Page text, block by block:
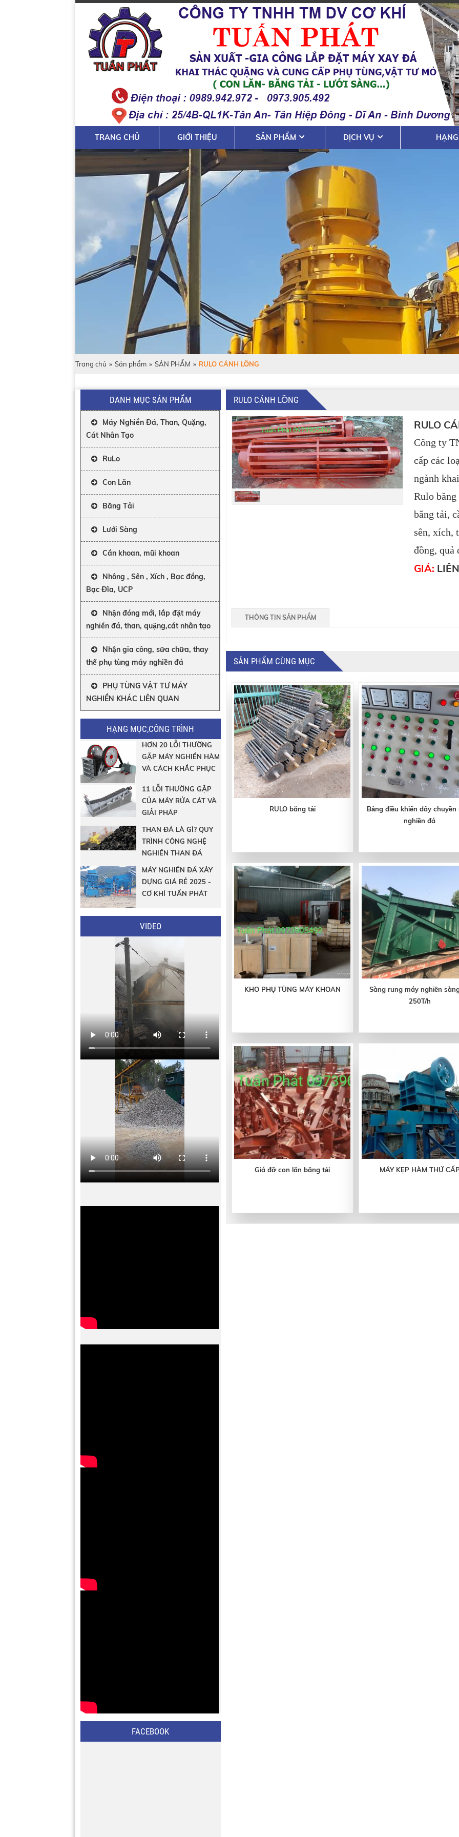
TRANG CHỦ GIỚI THIỆU SẢN PHẨM DỊCH VỤ
Trang chủ » Sản phẩm » SẢN PHẨM » RULO CÁNH LỒNG
DANH MỤC SẢN PHẨM
Máy Nghiền Đá, Than, Quặng,
Cát Nhân Tạo
RuLo
Con Lăn
Băng Tải
Lưới Sàng
Cần khoan, mũi khoan
Nhông , Sên , Xích , Bạc đồng,
Bạc Đĩa, UCP
Nhận đóng mới, lắp đặt máy
nghiền đá, than, quặng,cát nhân tạo
Nhận gia công, sữa chữa, thay
thế phụ tùng máy nghiền đá
PHỤ TÙNG VẬT TƯ MÁY
NGHIỀN KHÁC LIÊN QUAN
HẠNG MỤC,CÔNG TRÌNH
HƠN 20 LỖI THƯỜNG
GẶP MÁY NGHIỀN HÀM
VÀ CÁCH KHẮC PHỤC
11 LỖI THƯỜNG GẶP
CỦA MÁY RỬA CÁT VÀ
GIẢI PHÁP
THAN ĐÁ LÀ GÌ? QUY
TRÌNH CÔNG NGHỆ
NGHIỀN THAN ĐÁ
MÁY NGHIỀN ĐÁ XÂY
DỰNG GIÁ RẺ 2025 -
CƠ KHÍ TUẤN PHÁT
VIDEO
FACEBOOK
RULO CÁNH LỒNG
RULO
Công ty
cấp các
ngành
Rulo
băng tải,
sên, xích,
đồng, quả
GIÁ:
THÔNG TIN SẢN PHẨM
SẢN PHẨM CÙNG MỤC
RULO băng tải
Bảng điều khiển dây chuyền
nghiền đá
KHO PHỤ TÙNG MÁY KHOAN
Sàng rung máy nghiền
250T/h
Giá đỡ con lăn băng tải MÁY KẸP HÀM THỨ